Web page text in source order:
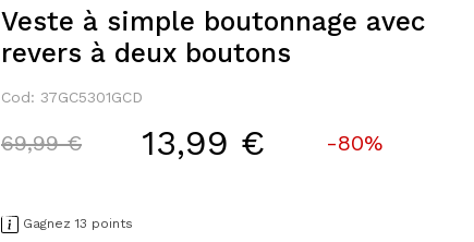
Veste à simple boutonnage avec
revers à deux boutons
Cod: 37GC5301GCD
Price reduced from
69,99 €to 13,99 € -80%
Gagnez 13 points